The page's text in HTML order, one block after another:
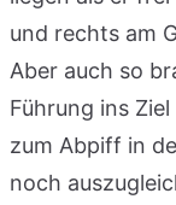
und rechts am
Aber auch so
Führung ins
zum Abpiff in
noch